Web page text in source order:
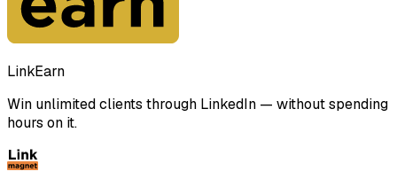
LinkEarn
Win unlimited clients through LinkedIn — without spending
hours on it.